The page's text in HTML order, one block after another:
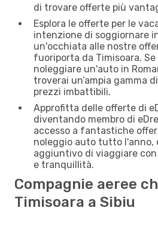
di trovare offerte più
Esplora le offerte per le
intenzione di soggiornare
un'occhiata alle nostre
fuoriporta da Timisoara.
noleggiare un'auto in
troverai un’ampia gamma
prezzi imbattibili.
Approfitta delle offerte di
diventando membro di
accesso a fantastiche
noleggio auto tutto l'anno,
aggiuntivo di viaggiare
e tranquillità.
Compagnie aeree
Timisoara a Sibiu